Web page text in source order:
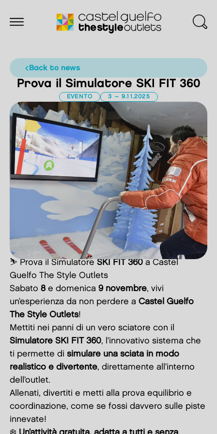
back to news
Prova il Simulatore SKI FIT 360
EVENTO 3 – 9.11.2025
⛷️ Prova il Simulatore SKI FIT 360 a Castel
Guelfo The Style Outlets
Sabato 8 e domenica 9 novembre, vivi
un’esperienza da non perdere a Castel Guelfo
The Style Outlets!
Mettiti nei panni di un vero sciatore con il
Simulatore SKI FIT 360, l’innovativo sistema che
ti permette di simulare una sciata in modo
realistico e divertente, direttamente all’interno
dell’outlet.
Allenati, divertiti e metti alla prova equilibrio e
coordinazione, come se fossi davvero sulle piste
innevate!
❄️ Un’attività gratuita, adatta a tutti e senza